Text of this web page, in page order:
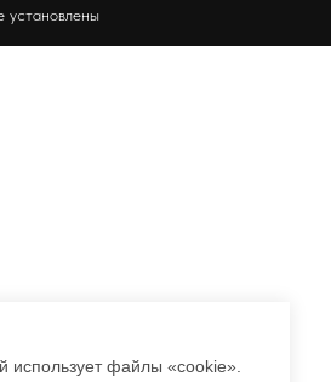
установлены
использует файлы «cookie».